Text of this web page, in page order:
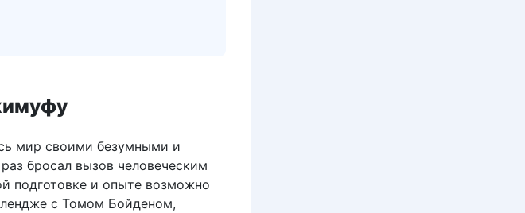
мир своими безумными и
бросал вызов человеческим
подготовке и опыте возможно
с Томом Бойденом,